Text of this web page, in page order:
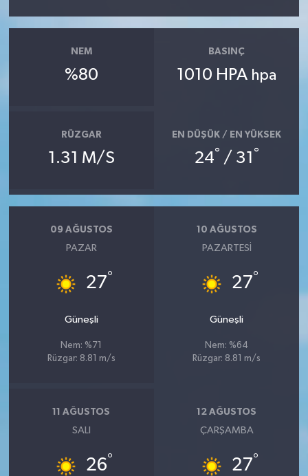
NEM
%80
BASINÇ
1010 HPA hpa
RÜZGAR
1.31 M/S
EN DÜŞÜK / EN YÜKSEK
24° / 31 °
09 AĞUSTOS
PAZAR
27°
Güneşli
Nem: %71
Rüzgar: 8.81 m/s
10 AĞUSTOS
PAZARTESI
27°
Güneşli
Nem: %64
Rüzgar: 8.81 m/s
11 AĞUSTOS
SALI
26°
12 AĞUSTOS
ÇARŞAMBA
27°